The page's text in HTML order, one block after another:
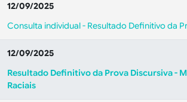
12/09/2025
Consulta individual - Resultado Definitivo da
12/09/2025
Resultado Definitivo da Prova Discursiva -
Raciais